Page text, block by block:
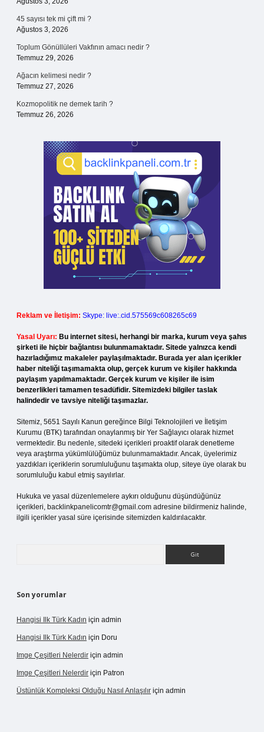
45 sayısı tek mi çift mi ?
Ağustos 3, 2026
Toplum Gönüllüleri Vakfının amacı nedir ?
Temmuz 29, 2026
Ağacın kelimesi nedir ?
Temmuz 27, 2026
Kozmopolitik ne demek tarih ?
Temmuz 26, 2026
Reklam ve İletişim: Skype: live:.cid.575569c608265c69
Yasal Uyarı: Bu internet sitesi, herhangi bir marka, kurum veya şahıs
şirketi ile hiçbir bağlantısı bulunmamaktadır. Sitede yalnızca kendi
hazırladığımız makaleler paylaşılmaktadır. Burada yer alan içerikler
haber niteliği taşımamakta olup, gerçek kurum ve kişiler hakkında
paylaşım yapılmamaktadır. Gerçek kurum ve kişiler ile isim
benzerlikleri tamamen tesadüfidir. Sitemizdeki bilgiler taslak
halindedir ve tavsiye niteliği taşımazlar.
Sitemiz, 5651 Sayılı Kanun gereğince Bilgi Teknolojileri ve İletişim
Kurumu (BTK) tarafından onaylanmış bir Yer Sağlayıcı olarak hizmet
vermektedir. Bu nedenle, sitedeki içerikleri proaktif olarak denetleme
veya araştırma yükümlülüğümüz bulunmamaktadır. Ancak, üyelerimiz
yazdıkları içeriklerin sorumluluğunu taşımakta olup, siteye üye olarak bu
sorumluluğu kabul etmiş sayılırlar.
Hukuka ve yasal düzenlemelere aykırı olduğunu düşündüğünüz
içerikleri, backlinkpanelicomtr@gmail.com adresine bildirmeniz halinde,
ilgili içerikler yasal süre içerisinde sitemizden kaldırılacaktır.
Son yorumlar
Hangisi Ilk Türk Kadın için admin
Hangisi Ilk Türk Kadın için Doru
Imge Çeşitleri Nelerdir için admin
Imge Çeşitleri Nelerdir için Patron
Üstünlük Kompleksi Olduğu Nasıl Anlaşılır için admin